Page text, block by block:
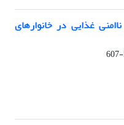
غذایی در خانوارهای